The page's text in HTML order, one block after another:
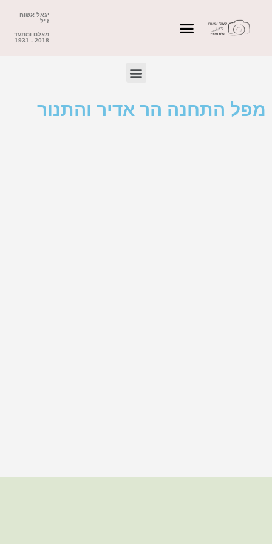
יגאל אשוח
ז"ל
מצלם ומתעד
2018 - 1931
מפל התחנה הר אדיר והתנור